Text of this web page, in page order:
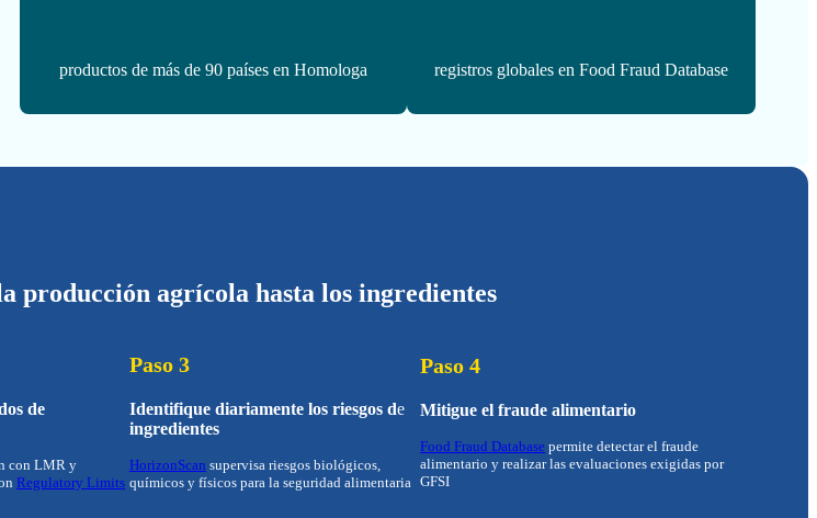
productos de más de 90 países en Homologa registros globales en Food Fraud Database
producción agrícola hasta los ingredientes
de
con LMR y
Regulatory Limits
Paso 3
Identifique diariamente los riesgos de
ingredientes
HorizonScan supervisa riesgos biológicos,
químicos y físicos para la seguridad alimentaria
Paso 4
Mitigue el fraude alimentario
Food Fraud Database permite detectar el fraude
alimentario y realizar las evaluaciones exigidas por
GFSI